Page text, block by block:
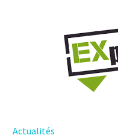
Actualités